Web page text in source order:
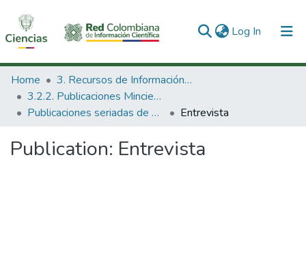
Log In (current)
Communities & Collections
All of DSpace
Home
3. Recursos de Información Científica y Tecnológica
3.2.2. Publicaciones Minciencias
Publicaciones seriadas de Minciencias
Entrevista
Publication: Entrevista